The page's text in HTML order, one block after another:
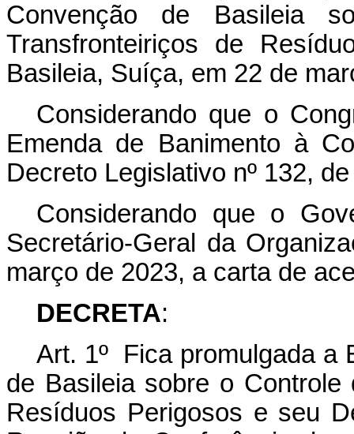
Convenção de Basileia
Transfronteiriços de
Basileia, Suíça, em 22 de
Considerando que o
Emenda de Banimento à
Decreto Legislativo nº 132,
Considerando que o
Secretário-Geral da
março de 2023, a carta de
DECRETA:
Art. 1º Fica promulgada a
de Basileia sobre o Controle
Resíduos Perigosos e seu